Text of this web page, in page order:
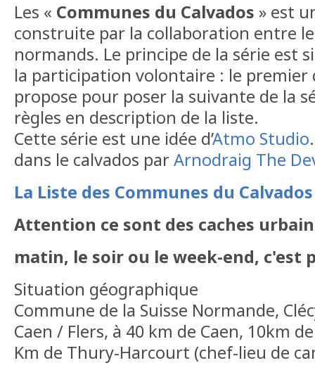
Les « Communes du Calvados » est
construite par la collaboration entre
normands. Le principe de la série est
la participation volontaire : le premier
propose pour poser la suivante de la
règles en description de la liste.
Cette série est une idée d’Atmo Studio
dans le calvados parArnodraig The
La Liste des Communes du Calvados
Attention ce sont des caches
matin, le soir ou le week-end, c'est
Situation géographique
Commune de la Suisse Normande,
Caen / Flers, à 40 km de Caen, 10km
Km de Thury-Harcourt (chef-lieu de